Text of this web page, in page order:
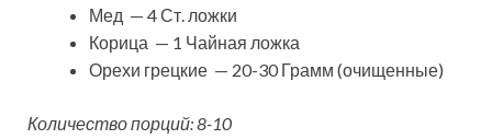
Мед — 4 Ст. ложки
Корица — 1 Чайная ложка
Орехи грецкие — 20-30 Грамм (очищенные)
Количество порций: 8-10